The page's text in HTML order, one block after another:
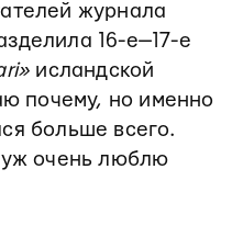
журнала
16-е—17-е
» исландской
почему, но именно
больше всего.
уж очень люблю